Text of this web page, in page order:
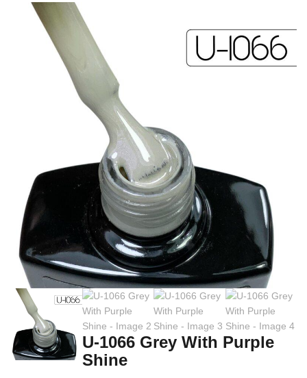
U-1066 Grey With Purple
Shine